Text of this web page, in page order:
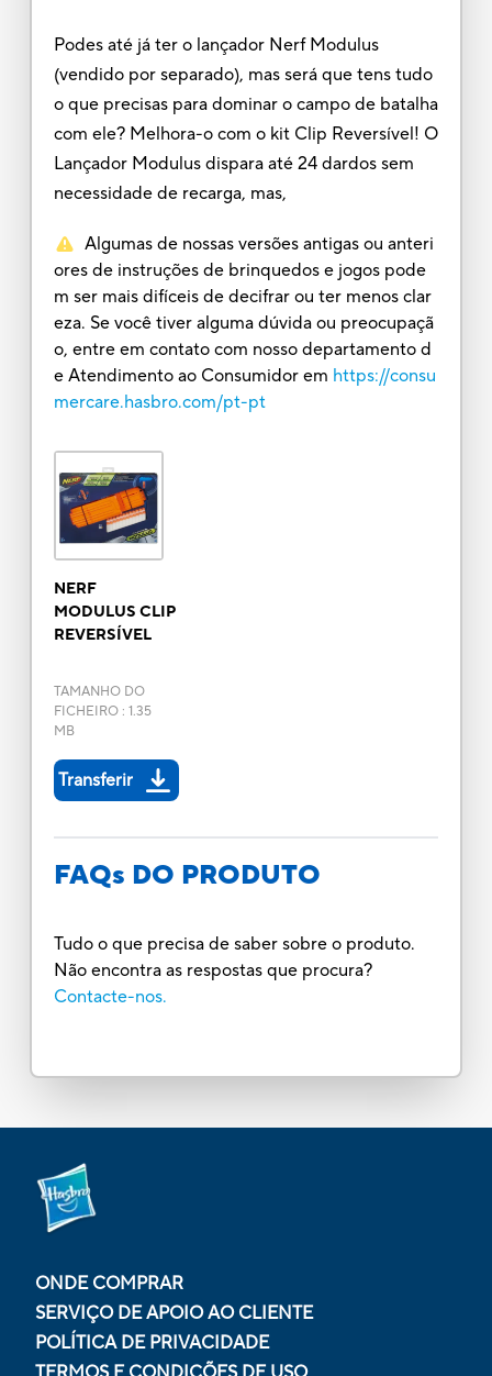
Podes até já ter o lançador Nerf Modulus
(vendido por separado), mas será que tens tudo
o que precisas para dominar o campo de batalha
com ele? Melhora-o com o kit Clip Reversível! O
Lançador Modulus dispara até 24 dardos sem
necessidade de recarga, mas,
Algumas de nossas versões antigas ou anteri
ores de instruções de brinquedos e jogos pode
m ser mais difíceis de decifrar ou ter menos clar
eza. Se você tiver alguma dúvida ou preocupaçã
o, entre em contato com nosso departamento d
e Atendimento ao Consumidor em https://consu
mercare.hasbro.com/pt-pt
NERF
MODULUS CLIP
REVERSÍVEL
TAMANHO DO
FICHEIRO: 1.35
MB
Transferir
FAQs DO PRODUTO
Tudo o que precisa de saber sobre o produto.
Não encontra as respostas que procura?
Contacte-nos.
ONDE COMPRAR
SERVIÇO DE APOIO AO CLIENTE
POLÍTICA DE PRIVACIDADE